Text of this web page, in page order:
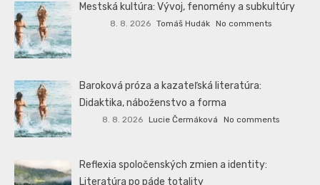
Mestská kultúra: Vývoj, fenomény a subkultúry
8. 8. 2026 Tomáš Hudák No comments
Baroková próza a kazateľská literatúra:
Didaktika, náboženstvo a forma
8. 8. 2026 Lucie Čermáková No comments
Reflexia spoločenských zmien a identity:
Literatúra po páde totality